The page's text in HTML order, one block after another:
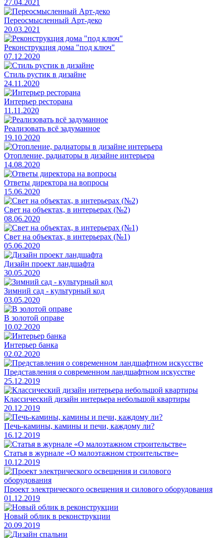
27.04.2021
Переосмысленный Арт-деко
20.03.2021
Реконструкция дома "под ключ"
07.12.2020
Стиль рустик в дизайне
24.11.2020
Интерьер ресторана
11.11.2020
Реализовать всё задуманное
19.10.2020
Отопление, радиаторы в дизайне интерьера
14.08.2020
Ответы директора на вопросы
15.06.2020
Свет на объектах, в интерьерах (№2)
08.06.2020
Свет на объектах, в интерьерах (№1)
05.06.2020
Дизайн проект ландшафта
30.05.2020
Зимний сад - культурный код
03.05.2020
В золотой оправе
10.02.2020
Интерьер банка
02.02.2020
Представления о современном ландшафтном искусстве
25.12.2019
Классический дизайн интерьера небольшой квартиры
20.12.2019
Печь-камины, камины и печи, каждому ли?
16.12.2019
Статья в журнале «О малоэтажном строительстве»
10.12.2019
Проект электрического освещения и силового оборудования
01.12.2019
Новый облик в реконструкции
20.09.2019